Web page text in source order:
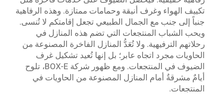
تكييف الهواء وغرف أنيقة وحمامات ممتازة. وهذه الرفاهية
جنباً إلى جنب مع الجمال الطبيعي تجعل إقامتكم لا تُنسى.
ويحب الشباب المنتجعات التي تضم هذه المنازل في
رحلاتهم الترفيهية. ولا تُعَدُّ المنازل الفاخرة المصنوعة من
الحاويات مجرد اتجاه عابر؛ بل إنها تُعيد تشكيل غرف
الضيوف في المنتجعات. ومع ظهور شركة BOX-E، تلوح
أيامٌ مشرقةٌ أمام المنازل المصنوعة من الحاويات في
المنتجعات.